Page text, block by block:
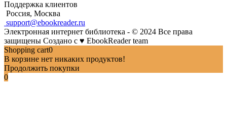
Поддержка клиентов
Россия, Москва
support@ebookreader.ru
Электронная интернет библиотека - © 2024 Все права
защищены Создано с ♥ EbookReader team
Shopping cart0
В корзине нет никаких продуктов!
Продолжить покупки
0